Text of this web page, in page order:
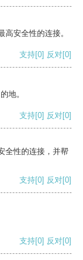
安全性的连接。
支持[0] 反对[0]
地。
支持[0] 反对[0]
全性的连接，并帮
支持[0] 反对[0]
支持[0] 反对[0]